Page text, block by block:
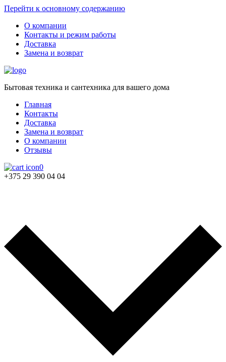
Перейти к основному содержанию
О компании
Контакты и режим работы
Доставка
Замена и возврат
Бытовая техника и сантехника для вашего дома
Главная
Контакты
Доставка
Замена и возврат
О компании
Отзывы
0
+375 29 390 04 04